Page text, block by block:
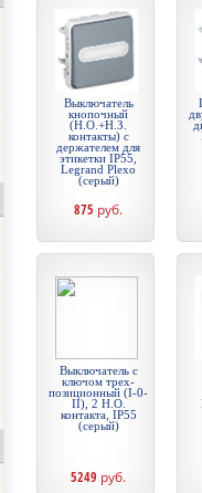
Выключатель
кнопочный
(Н.О.+Н.З.
контакты) с
держателем для
этикетки IP55,
Legrand Plexo
(серый)
875 руб.
Выключатель с
ключом трех-
позиционный (I-0-
II), 2 Н.О.
контакта, IP55
(серый)
5249 руб.